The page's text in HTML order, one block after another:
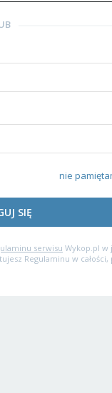
nie
SIĘ
serwisu Wykop.pl w
Regulaminu w całości,